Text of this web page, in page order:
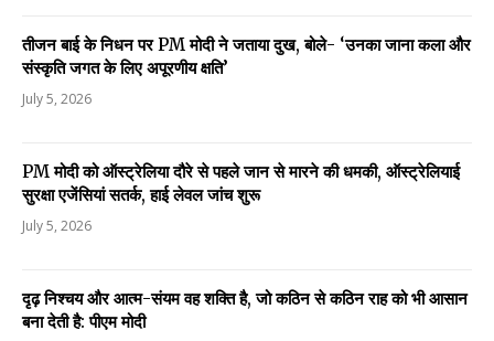
तीजन बाई के निधन पर PM मोदी ने जताया दुख, बोले- ‘उनका जाना कला और
संस्कृति जगत के लिए अपूरणीय क्षति’
July 5, 2026
PM मोदी को ऑस्ट्रेलिया दौरे से पहले जान से मारने की धमकी, ऑस्ट्रेलियाई
सुरक्षा एजेंसियां सतर्क, हाई लेवल जांच शुरू
July 5, 2026
दृढ़ निश्चय और आत्म-संयम वह शक्ति है, जो कठिन से कठिन राह को भी आसान
बना देती है: पीएम मोदी